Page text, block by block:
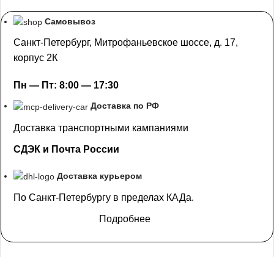
Самовывоз
Санкт-Петербург, Митрофаньевское шоссе, д. 17,
корпус 2К
Пн — Пт: 8:00 — 17:30
Доставка по РФ
Доставка транспортными кампаниями
СДЭК и Почта России
Доставка курьером
По Санкт-Петербургу в пределах КАДа.
Подробнее